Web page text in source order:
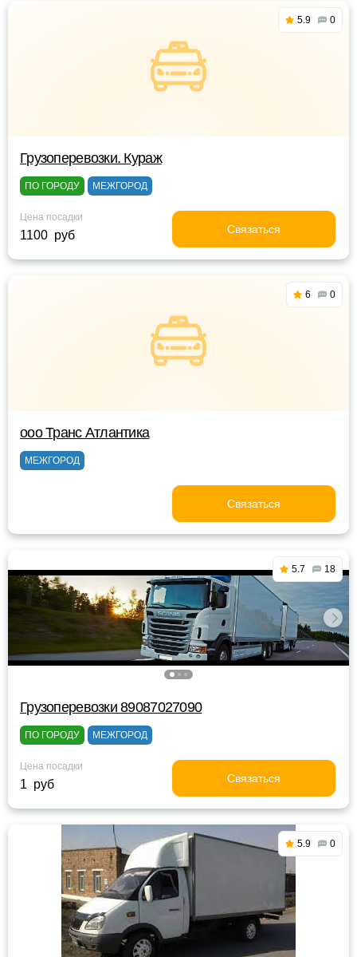
5.9 0
Грузоперевозки. Кураж
ПО ГОРОДУ МЕЖГОРОД
Цена посадки
1100 руб Связаться
6 0
ооо Транс Атлантика
МЕЖГОРОД
Связаться
5.7 18
Грузоперевозки 89087027090
ПО ГОРОДУ МЕЖГОРОД
Цена посадки
1 руб Связаться
5.9 0